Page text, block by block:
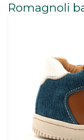
Romagnoli